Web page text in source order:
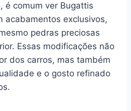
é comum ver Bugattis
acabamentos exclusivos,
pedras preciosas
Essas modificações não
dos carros, mas também
e o gosto refinado